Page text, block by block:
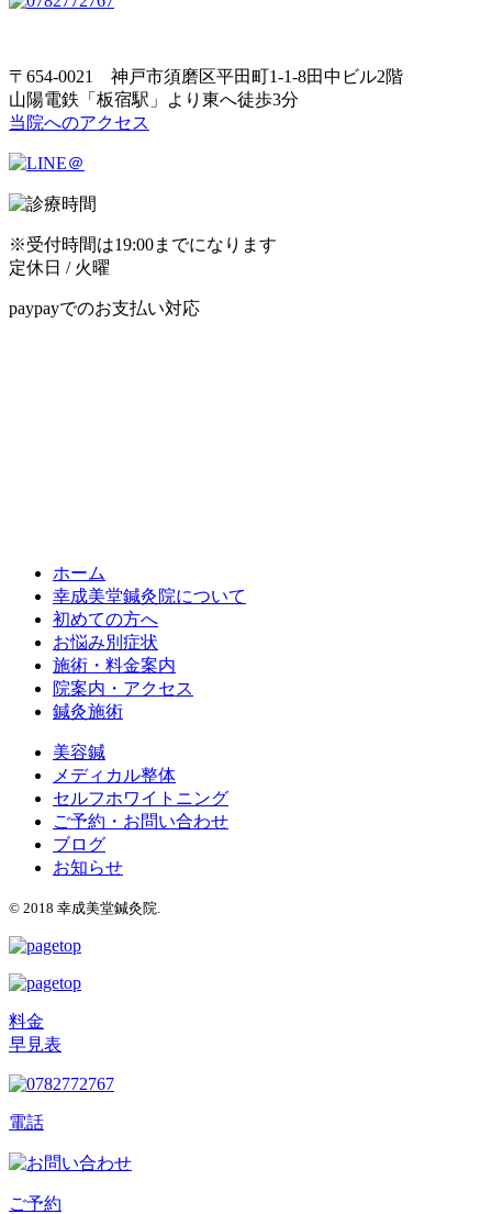
〒654-0021 神戸市須磨区平田町1-1-8田中ビル2階
山陽電鉄「板宿駅」より東へ徒歩3分
当院へのアクセス
※受付時間は19:00までになります
定休日 / 火曜
paypayでのお支払い対応
ホーム
幸成美堂鍼灸院について
初めての方へ
お悩み別症状
施術・料金案内
院案内・アクセス
鍼灸施術
美容鍼
メディカル整体
セルフホワイトニング
ご予約・お問い合わせ
ブログ
お知らせ
© 2018 幸成美堂鍼灸院.
料金
早見表
電話
ご予約